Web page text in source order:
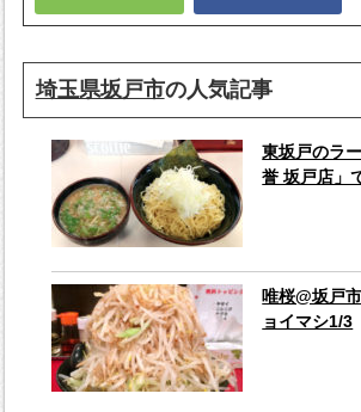
埼玉県坂戸市の人気記事
東坂戸のラ
誉 坂戸店」
唯桜@坂戸
ョイマシ1/3